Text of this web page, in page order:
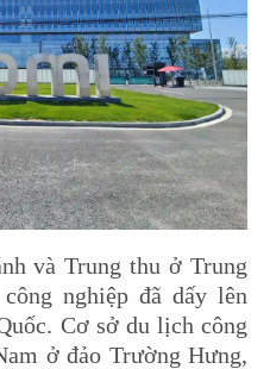
và Trung thu ở Trung
nghiệp đã dấy lên
Cơ sở du lịch công
ở đảo Trường Hưng,